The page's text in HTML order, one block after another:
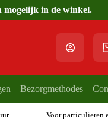
mogelijk in de winkel.
Bezorgmethodes
Voor particulieren